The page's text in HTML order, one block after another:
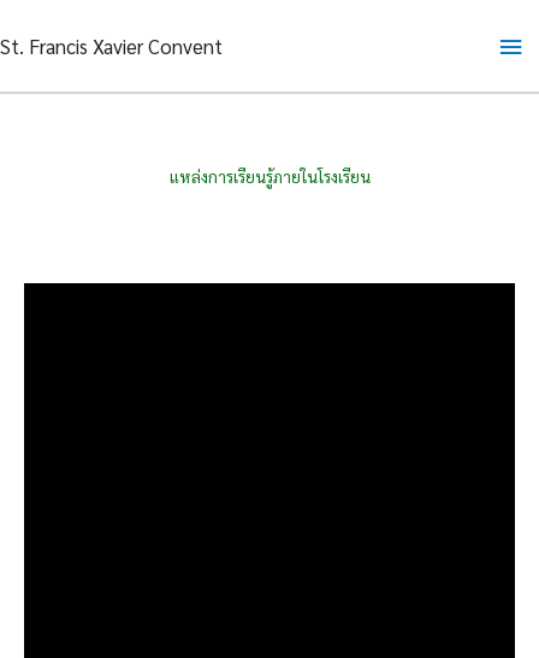
to
St. Francis Xavier Convent
แหล่งการเรียนรู้ภายในโรงเรียน